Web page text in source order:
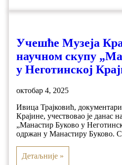
Учешће Музеја
научном скупу
у Неготинској
октобар 4, 2025
Ивица Трајковић,
Крајине, учествовао je данас
„Манастир Буково у
одржан у Манастиру Буково.
Детаљније »